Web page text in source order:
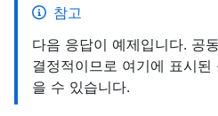
참고
다음 응답이 예제입니다. 공
결정적이므로 여기에 표시
을 수 있습니다.